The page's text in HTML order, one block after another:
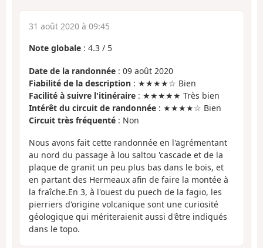
31 août 2020 à 09:45
Note globale : 4.3 / 5
Date de la randonnée : 09 août 2020
Fiabilité de la description : ★★★★☆ Bien
Facilité à suivre l'itinéraire : ★★★★★ Très bien
Intérêt du circuit de randonnée : ★★★★☆ Bien
Circuit très fréquenté : Non
Nous avons fait cette randonnée en l'agrémentant
au nord du passage à lou saltou 'cascade et de la
plaque de granit un peu plus bas dans le bois, et
en partant des Hermeaux afin de faire la montée à
la fraîche.En 3, à l'ouest du puech de la fagio, les
pierriers d'origine volcanique sont une curiosité
géologique qui mériteraienit aussi d'être indiqués
dans le topo.